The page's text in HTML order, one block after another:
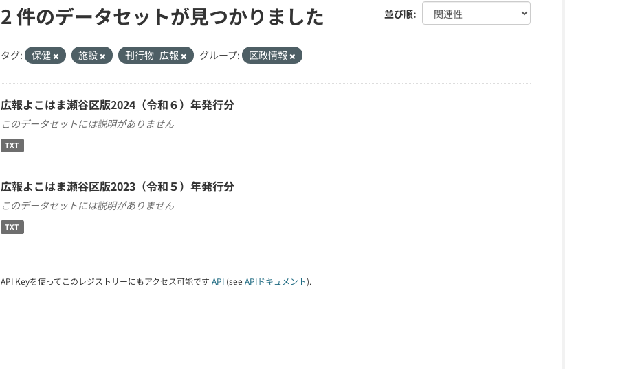
並び順
2 件のデータセットが見つかりました
タグ: 保健 施設 刊行物_広報 グループ: 区政情報
広報よこはま瀬谷区版2024（令和６）年発行分
このデータセットには説明がありません
TXT
広報よこはま瀬谷区版2023（令和５）年発行分
このデータセットには説明がありません
TXT
API Keyを使ってこのレジストリーにもアクセス可能です API (see APIドキュメント).